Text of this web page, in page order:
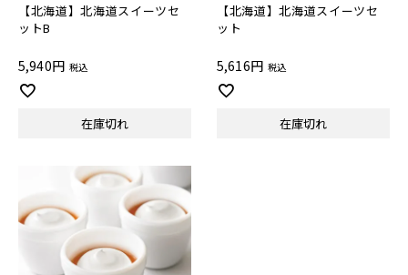
【北海道】北海道スイーツセ
ットB
5,940 税込
在庫切れ
【北海道】北海道スイーツセ
ット
5,616 税込
在庫切れ